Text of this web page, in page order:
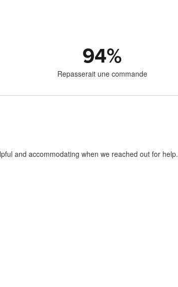
94%
Repasserait une commande
and accommodating when we reached out for help.